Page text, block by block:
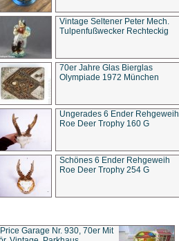
Vintage Seltener Peter Mech.
Tulpenfußwecker Rechteckig
70er Jahre Glas Bierglas
Olympiade 1972 München
Ungerades 6 Ender Rehgeweih
Roe Deer Trophy 160 G
Schönes 6 Ender Rehgeweih
Roe Deer Trophy 254 G
Garage Nr. 930, 70er Mit